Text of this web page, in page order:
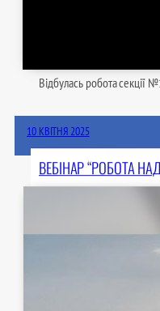
Відбулась робота секції
10 КВІТНЯ 2025
ВЕБІНАР “РОБОТА